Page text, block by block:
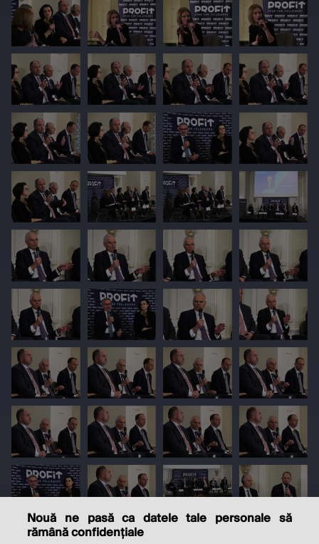
Nouă ne pasă ca datele tale personale să
rămână confidențiale